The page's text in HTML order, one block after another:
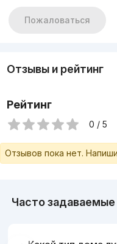
Пожаловаться
Отзывы и рейтинг
Рейтинг
0 / 5
Отзывов пока нет.
Часто